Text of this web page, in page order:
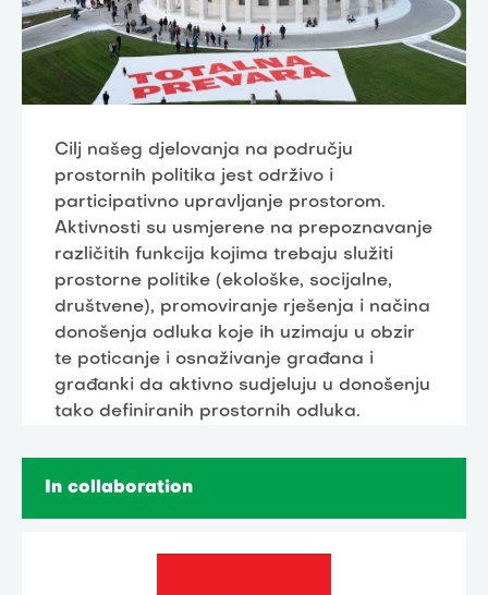
Cilj našeg djelovanja na području
prostornih politika jest održivo i
participativno upravljanje prostorom.
Aktivnosti su usmjerene na prepoznavanje
različitih funkcija kojima trebaju služiti
prostorne politike (ekološke, socijalne,
društvene), promoviranje rješenja i načina
donošenja odluka koje ih uzimaju u obzir
te poticanje i osnaživanje građana i
građanki da aktivno sudjeluju u donošenju
tako definiranih prostornih odluka.
In collaboration